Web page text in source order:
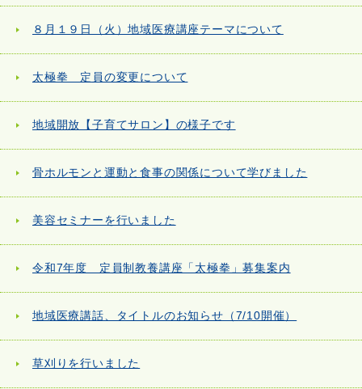
８月１９日（火）地域医療講座テーマについて
太極拳 定員の変更について
地域開放【子育てサロン】の様子です
骨ホルモンと運動と食事の関係について学びました
美容セミナーを行いました
令和7年度 定員制教養講座「太極拳」募集案内
地域医療講話、タイトルのお知らせ（7/10開催）
草刈りを行いました